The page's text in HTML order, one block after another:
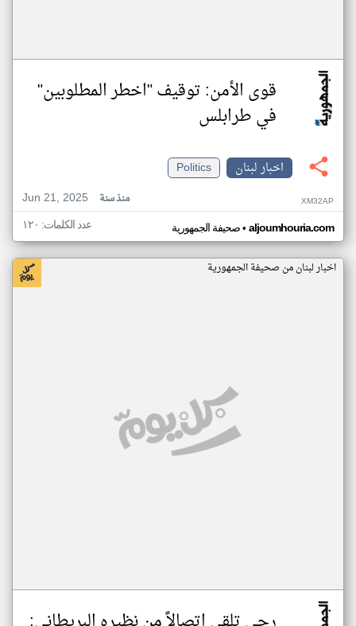
قوى الأمن: توقيف "اخطر المطلوبين"
في طرابلس
اخبار لبنان
Politics
Jun 21, 2025
منذ سنة XM32AP
صحيفة الجمهورية• aljoumhouria.com عدد الكلمات: ١٢٠
اخبار لبنان من صحيفة الجمهورية